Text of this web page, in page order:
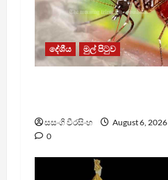
දේශීය මුල් පිටුව
සසංගි වීරසිංහ
August 6, 2026
0